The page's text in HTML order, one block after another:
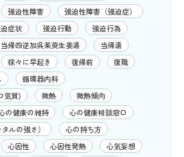
強迫性障害
強迫性障害（強迫症）
症状 強迫行動
強迫行為
当帰四逆加呉茱萸生姜湯
当帰湯
徐々に早起き 復帰前
復職
循環器内科
気質)
微熱
微熱傾向
の健康の維持
心の健康相談窓口
ルの強さ）
心の持ち方
心因性 心因性発熱
心気妄想